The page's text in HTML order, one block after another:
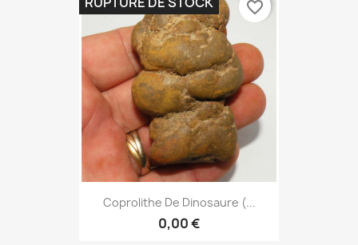
Coprolithe De Dinosaure (...
0,00 €
favorite_border